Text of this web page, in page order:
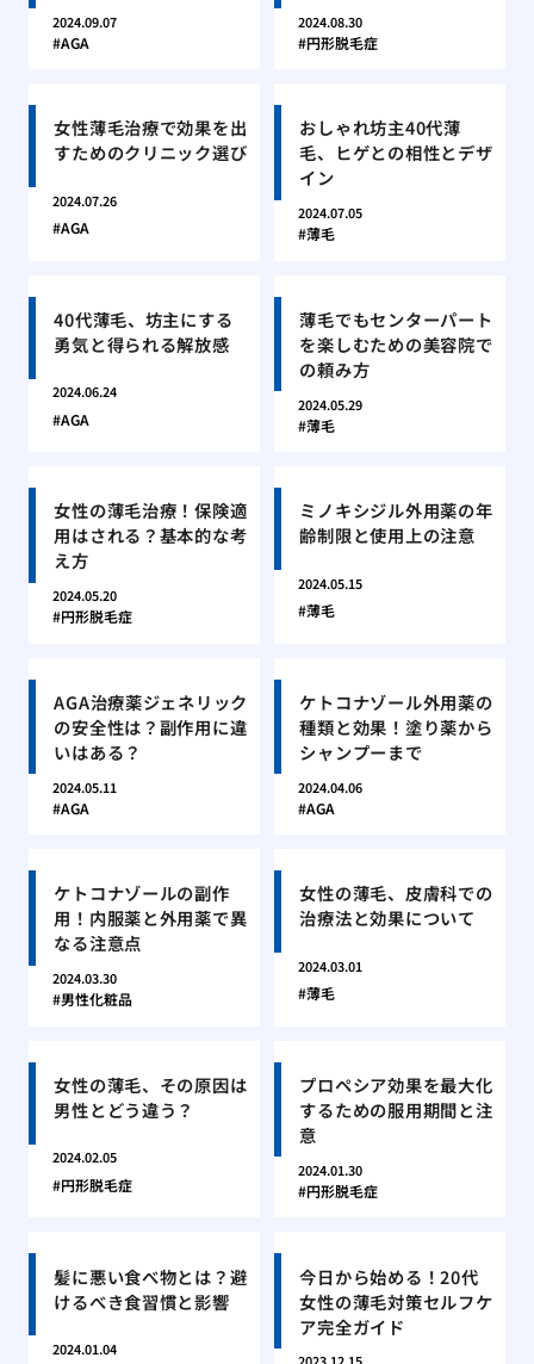
2024.09.07
AGA
2024.08.30
円形脱毛症
女性薄毛治療で効果を出
すためのクリニック選び
2024.07.26
AGA
おしゃれ坊主40代薄
毛、ヒゲとの相性とデザ
イン
2024.07.05
薄毛
40代薄毛、坊主にする
勇気と得られる解放感
2024.06.24
AGA
薄毛でもセンターパート
を楽しむための美容院で
の頼み方
2024.05.29
薄毛
女性の薄毛治療！保険適
用はされる？基本的な考
え方
2024.05.20
円形脱毛症
ミノキシジル外用薬の年
齢制限と使用上の注意
2024.05.15
薄毛
AGA治療薬ジェネリック
の安全性は？副作用に違
いはある？
2024.05.11
AGA
ケトコナゾール外用薬の
種類と効果！塗り薬から
シャンプーまで
2024.04.06
AGA
ケトコナゾールの副作
用！内服薬と外用薬で異
なる注意点
2024.03.30
男性化粧品
女性の薄毛、皮膚科での
治療法と効果について
2024.03.01
薄毛
女性の薄毛、その原因は
男性とどう違う？
2024.02.05
円形脱毛症
プロペシア効果を最大化
するための服用期間と注
意
2024.01.30
円形脱毛症
髪に悪い食べ物とは？避
けるべき食習慣と影響
2024.01.04
今日から始める！20代
女性の薄毛対策セルフケ
ア完全ガイド